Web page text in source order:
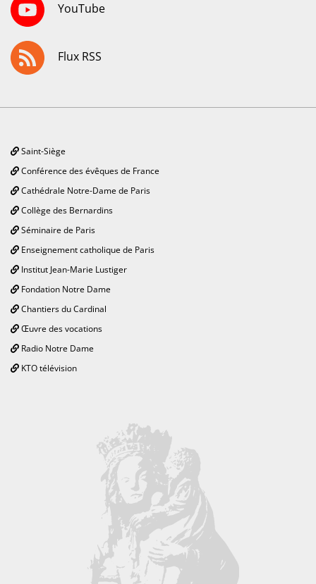
YouTube
Flux RSS
Saint-Siège
Conférence des évêques de France
Cathédrale Notre-Dame de Paris
Collège des Bernardins
Séminaire de Paris
Enseignement catholique de Paris
Institut Jean-Marie Lustiger
Fondation Notre Dame
Chantiers du Cardinal
Œuvre des vocations
Radio Notre Dame
KTO télévision